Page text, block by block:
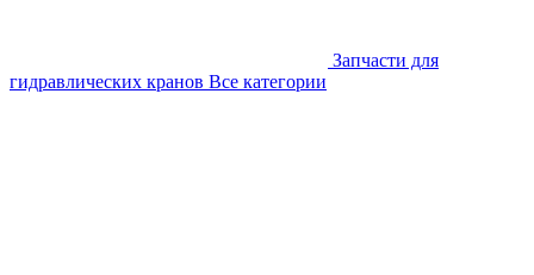
Запчасти для
гидравлических кранов Все категории